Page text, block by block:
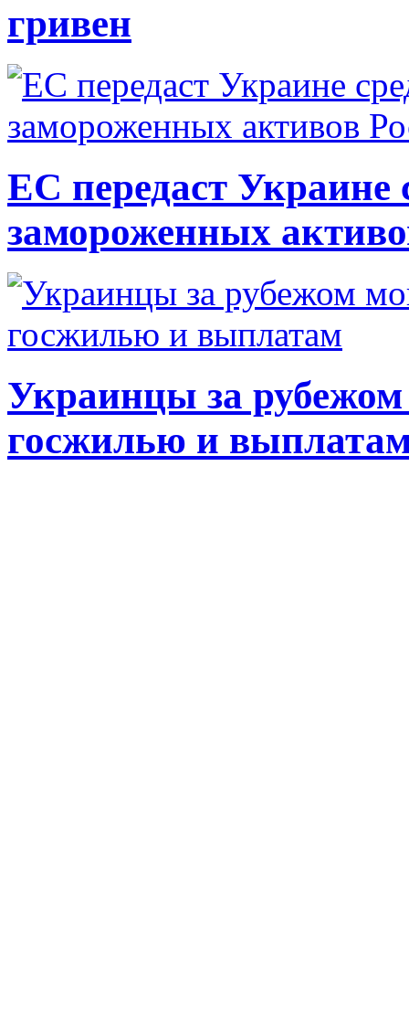
гривен
ЕС передаст Украине
замороженных
Украинцы за рубежом
госжилью и